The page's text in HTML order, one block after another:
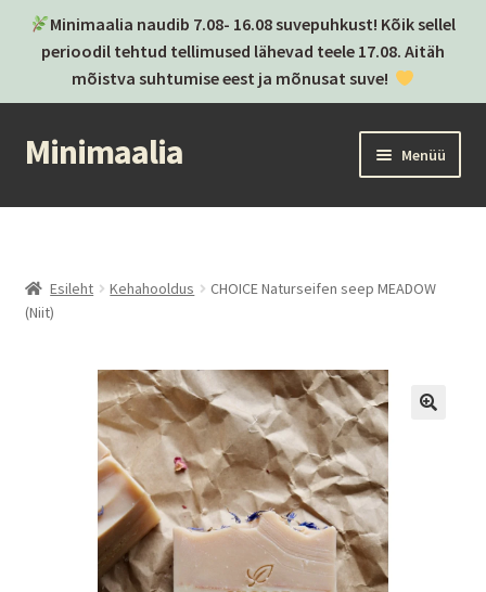
Minimaalia naudib 7.08- 16.08 suvepuhkust! Kõik sellel
perioodil tehtud tellimused lähevad teele 17.08. Aitäh
mõistva suhtumise eest ja mõnusat suve!
Liigu
navigeerimisele
Liigu
sisu
Minimaalia Menüü
Kassa
Kategooriad
Postitused
Privaatsuspoliitika
Müügitingimused
Esileht Kehahooldus
CHOICE Naturseifen seep MEADOW
(Niit)